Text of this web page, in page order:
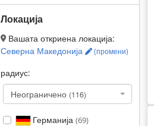
Локација
Вашата откриена локација:
Северна Македонија
(промени)
радиус:
Неограничено (116)
Германија (69)